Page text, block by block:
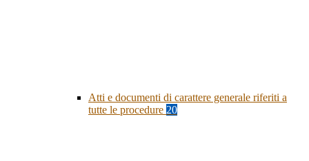
Atti e documenti di carattere generale riferiti a
tutte le procedure 20